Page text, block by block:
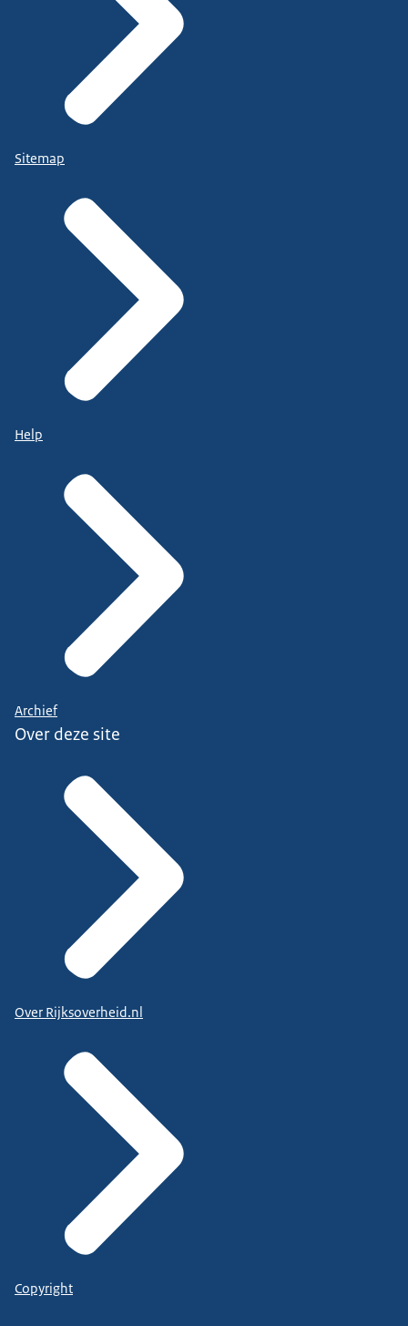
Sitemap
Help
Archief
Over deze site
Over Rijksoverheid.nl
Copyright